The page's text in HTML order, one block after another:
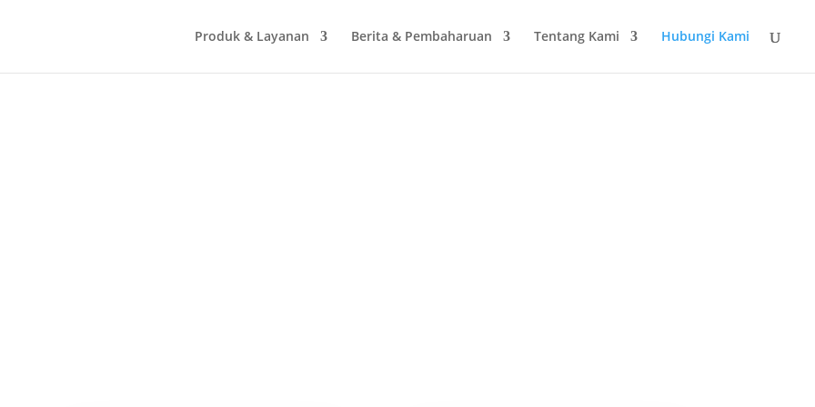
Produk & Layanan Berita & Pembaharuan Tentang Kami Hubungi Kami